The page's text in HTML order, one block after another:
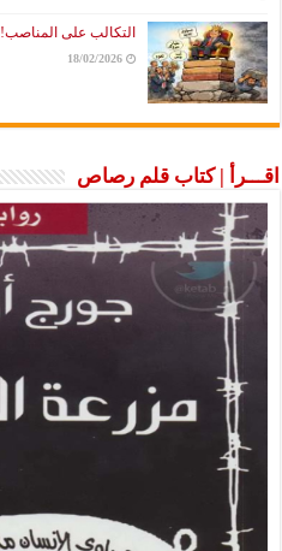
التكالب على المناصب!
18/02/2026
اقـــرأ | كتاب قلم رصاص